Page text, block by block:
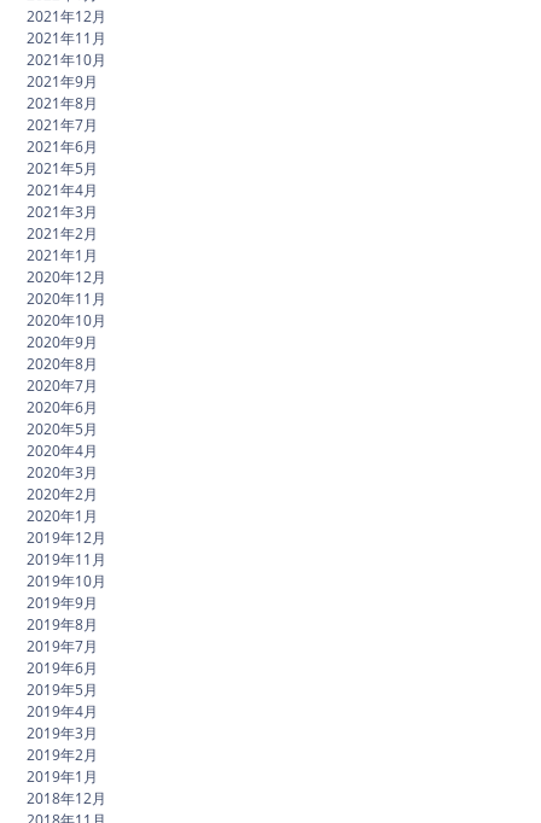
2021年12月
2021年11月
2021年10月
2021年9月
2021年8月
2021年7月
2021年6月
2021年5月
2021年4月
2021年3月
2021年2月
2021年1月
2020年12月
2020年11月
2020年10月
2020年9月
2020年8月
2020年7月
2020年6月
2020年5月
2020年4月
2020年3月
2020年2月
2020年1月
2019年12月
2019年11月
2019年10月
2019年9月
2019年8月
2019年7月
2019年6月
2019年5月
2019年4月
2019年3月
2019年2月
2019年1月
2018年12月